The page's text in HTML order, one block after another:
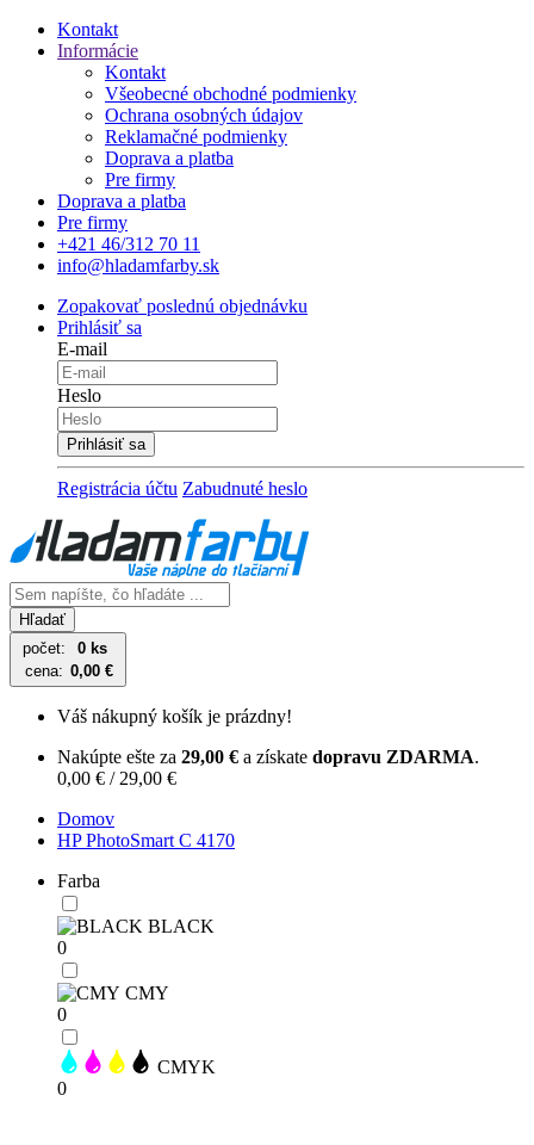
Kontakt
Informácie
Kontakt
Všeobecné obchodné podmienky
Ochrana osobných údajov
Reklamačné podmienky
Doprava a platba
Pre firmy
Doprava a platba
Pre firmy
+421 46/312 70 11
info@hladamfarby.sk
Zopakovať poslednú objednávku
Prihlásiť sa
E-mail
Heslo
Registrácia účtu Zabudnuté heslo
Hľadať
počet:
0 ks
cena: 0,00 €
Váš nákupný košík je prázdny!
Nakúpte ešte za 29,00 € a získate dopravu ZDARMA.
0,00 € / 29,00 €
Domov
HP PhotoSmart C 4170
Farba
BLACK
0
CMY
0
CMYK
0